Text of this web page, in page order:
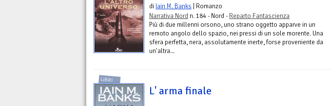
di Iain M. Banks | Romanzo
Narrativa Nord n. 184 - Nord - Reparto Fantascienza
Più di due millenni orsono, uno strano oggetto apparve in un
remoto angolo dello spazio, nei pressi di un sole morente. Una
sfera perfetta, nera, assolutamente inerte, forse proveniente da
un'altra...
LIBRI
L' arma finale